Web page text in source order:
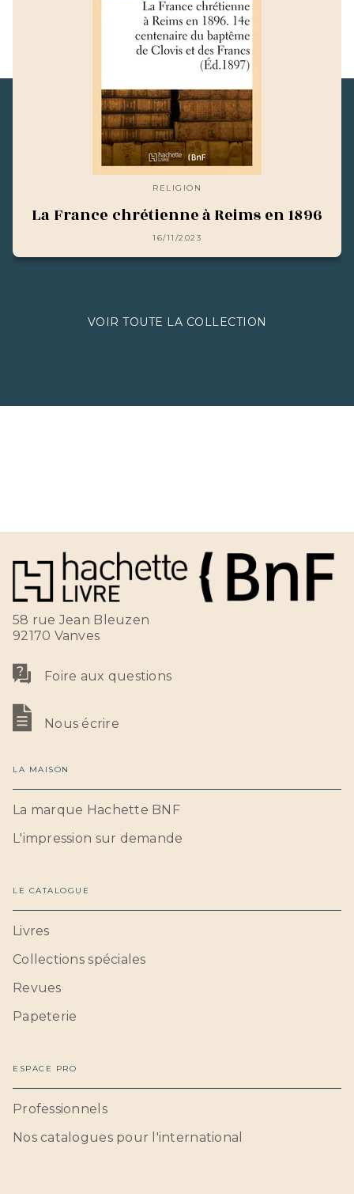
RELIGION
La France chrétienne à Reims en 1896
16/11/2023
VOIR TOUTE LA COLLECTION
58 rue Jean Bleuzen
92170 Vanves
Foire aux questions
Nous écrire
LA MAISON
La marque Hachette BNF
L'impression sur demande
LE CATALOGUE
Livres
Collections spéciales
Revues
Papeterie
ESPACE PRO
Professionnels
Nos catalogues pour l'international